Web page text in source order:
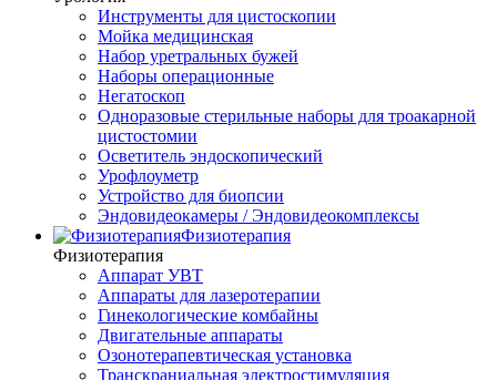
Инструменты для цистоскопии
Мойка медицинская
Набор уретральных бужей
Наборы операционные
Негатоскоп
Одноразовые стерильные наборы для троакарной
цистостомии
Осветитель эндоскопический
Урофлоуметр
Устройство для биопсии
Эндовидеокамеры / Эндовидеокомплексы
Физиотерапия
Физиотерапия
Аппарат УВТ
Аппараты для лазеротерапии
Гинекологические комбайны
Двигательные аппараты
Озонотерапевтическая установка
Транскраниальная электростимуляция